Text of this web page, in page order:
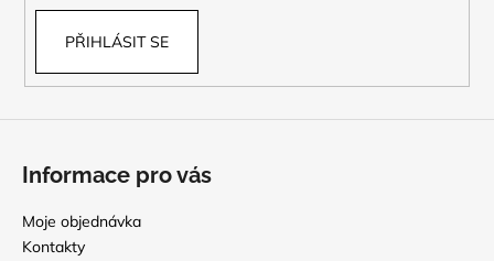
PŘIHLÁSIT SE
Informace pro vás
Moje objednávka
Kontakty